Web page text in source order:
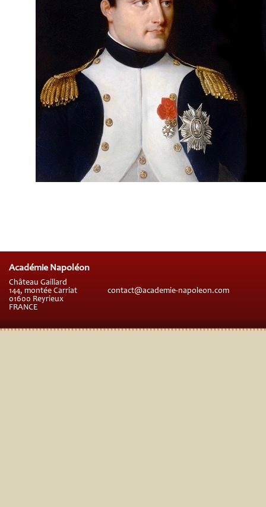
Académie Napoléon
Château Gaillard
144, montée Carriat
01600 Reyrieux
FRANCE
contact@academie-napoleon.com